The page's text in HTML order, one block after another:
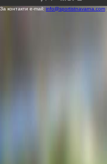
За контакти e-mail: info@sportistnavarna.com